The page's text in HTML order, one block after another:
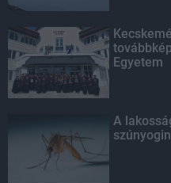
Egyetem
A